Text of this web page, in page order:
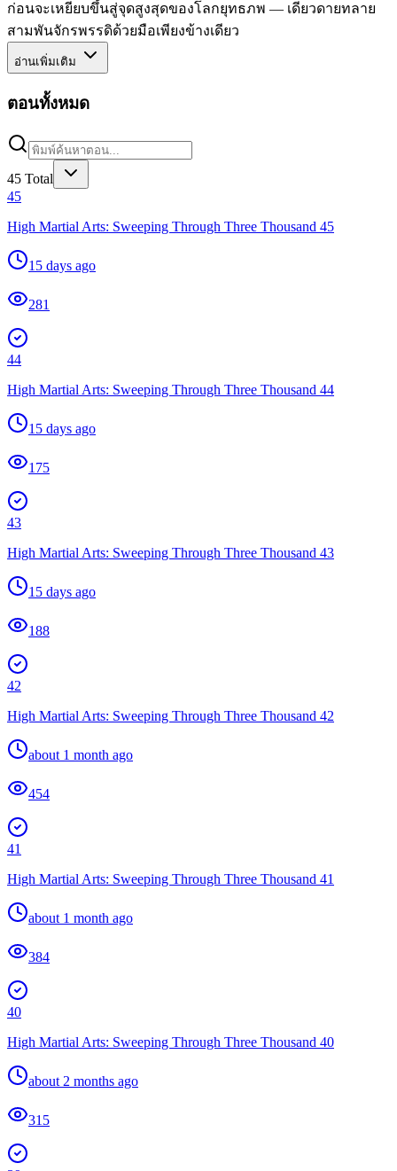
ก่อนจะเหยียบขึ้นสู่จุดสูงสุดของโลกยุทธภพ — เดียวดายทลาย
สามพันจักรพรรดิด้วยมือเพียงข้างเดียว
อ่านเพิ่มเติม
ตอนทั้งหมด
45 Total
45
High Martial Arts: Sweeping Through Three Thousand 45
15 days ago
281
44
High Martial Arts: Sweeping Through Three Thousand 44
15 days ago
175
43
High Martial Arts: Sweeping Through Three Thousand 43
15 days ago
188
42
High Martial Arts: Sweeping Through Three Thousand 42
about 1 month ago
454
41
High Martial Arts: Sweeping Through Three Thousand 41
about 1 month ago
384
40
High Martial Arts: Sweeping Through Three Thousand 40
about 2 months ago
315